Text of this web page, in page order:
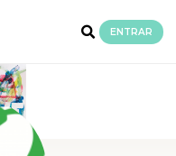
ENTRAR